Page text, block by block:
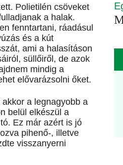
Polietilén csöveket
a halak.
fenntartani, ráadásul
és a kút
ami a halasításon
süllőiről, de azok
mindig a
elővarázsolni őket.
a legnagyobb a
belül elkészül a
Ez már azért is jó
pihenő-, illetve
visszanyerni